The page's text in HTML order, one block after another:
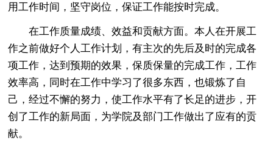
用工作时间，坚守岗位，保证工作能按时完成。
在工作质量成绩、效益和贡献方面。本人在开展工
作之前做好个人工作计划，有主次的先后及时的完成各
项工作，达到预期的效果，保质保量的完成工作，工作
效率高，同时在工作中学习了很多东西，也锻炼了自
己，经过不懈的努力，使工作水平有了长足的进步，开
创了工作的新局面，为学院及部门工作做出了应有的贡
献。